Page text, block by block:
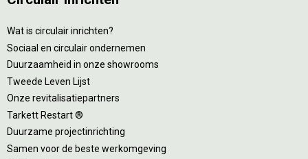
Wat is circulair inrichten?
Sociaal en circulair ondernemen
Duurzaamheid in onze showrooms
Tweede Leven Lijst
Onze revitalisatiepartners
Tarkett Restart ®
Duurzame projectinrichting
Samen voor de beste werkomgeving